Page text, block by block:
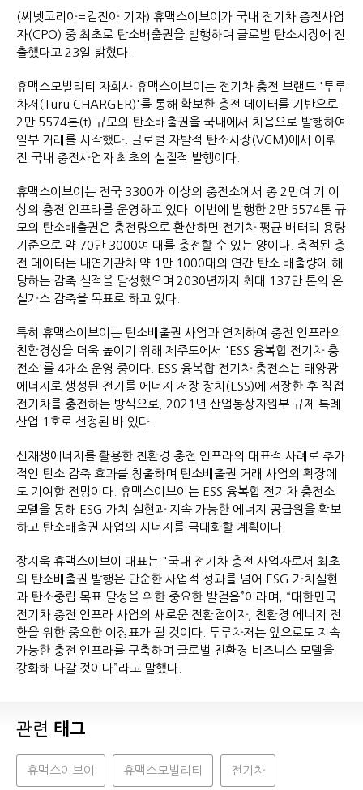
(씨넷코리아=김진아 기자) 휴맥스이브이가 국내 전기차 충전사업
자(CPO) 중 최초로 탄소배출권을 발행하며 글로벌 탄소시장에 진
출했다고 23일 밝혔다.
휴맥스모빌리티 자회사 휴맥스이브이는 전기차 충전 브랜드 '투루
차저(Turu CHARGER)'를 통해 확보한 충전 데이터를 기반으로
2만 5574톤(t) 규모의 탄소배출권을 국내에서 처음으로 발행하여
일부 거래를 시작했다. 글로벌 자발적 탄소시장(VCM)에서 이뤄
진 국내 충전사업자 최초의 실질적 발행이다.
휴맥스이브이는 전국 3300개 이상의 충전소에서 총 2만여 기 이
상의 충전 인프라를 운영하고 있다. 이번에 발행한 2만 5574톤 규
모의 탄소배출권은 충전량으로 환산하면 전기차 평균 배터리 용량
기준으로 약 70만 3000여 대를 충전할 수 있는 양이다. 축적된 충
전 데이터는 내연기관차 약 1만 1000대의 연간 탄소 배출량에 해
당하는 감축 실적을 달성했으며 2030년까지 최대 137만 톤의 온
실가스 감축을 목표로 하고 있다.
특히 휴맥스이브이는 탄소배출권 사업과 연계하여 충전 인프라의
친환경성을 더욱 높이기 위해 제주도에서 'ESS 융복합 전기차 충
전소'를 4개소 운영 중이다. ESS 융복합 전기차 충전소는 태양광
에너지로 생성된 전기를 에너지 저장 장치(ESS)에 저장한 후 직접
전기차를 충전하는 방식으로, 2021년 산업통상자원부 규제 특례
산업 1호로 선정된 바 있다.
신재생에너지를 활용한 친환경 충전 인프라의 대표적 사례로 추가
적인 탄소 감축 효과를 창출하며 탄소배출권 거래 사업의 확장에
도 기여할 전망이다. 휴맥스이브이는 ESS 융복합 전기차 충전소
모델을 통해 ESG 가치 실현과 지속 가능한 에너지 공급원을 확보
하고 탄소배출권 사업의 시너지를 극대화할 계획이다.
장지욱 휴맥스이브이 대표는 "국내 전기차 충전 사업자로서 최초
의 탄소배출권 발행은 단순한 사업적 성과를 넘어 ESG 가치실현
과 탄소중립 목표 달성을 위한 중요한 발걸음”이라며, “대한민국
전기차 충전 인프라 사업의 새로운 전환점이자, 친환경 에너지 전
환을 위한 중요한 이정표가 될 것이다. 투루차저는 앞으로도 지속
가능한 충전 인프라를 구축하며 글로벌 친환경 비즈니스 모델을
강화해 나갈 것이다”라고 말했다.
관련 태그
휴맥스이브이 휴맥스모빌리티 전기차